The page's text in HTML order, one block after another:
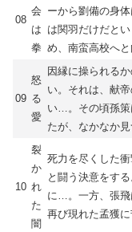
08
会
は
拳
ーから劉備の身
は関羽だけだと
め、南蛮高校へ
09
怒
る
愛
因縁に操られる
い。それは、献
い…。その頃孫策
たが、なかなか
10
裂
か
れ
た
闇
死力を尽くした
と闘う決意をす
に…。一方、張飛
再び現れた孟獲